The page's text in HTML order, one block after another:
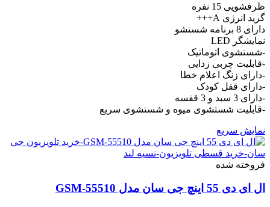
ظرفشویی 15 نفره
گرید انرژی A+++
دارای 8 برنامه شستشو
نمایشگر LED
-شستشوی اتوماتیک
-قابلیت چربی زدایی
-دارای زنگ اعلام خطا
-دارای قفل کودک
-دارای 3 سبد و 3 قفسه
-قابلیت شستشوی میوه و شستشوی سریع
نمایش سریع
فروخته شده
ال ای دی 55 اینچ جی سان مدل GSM-55510